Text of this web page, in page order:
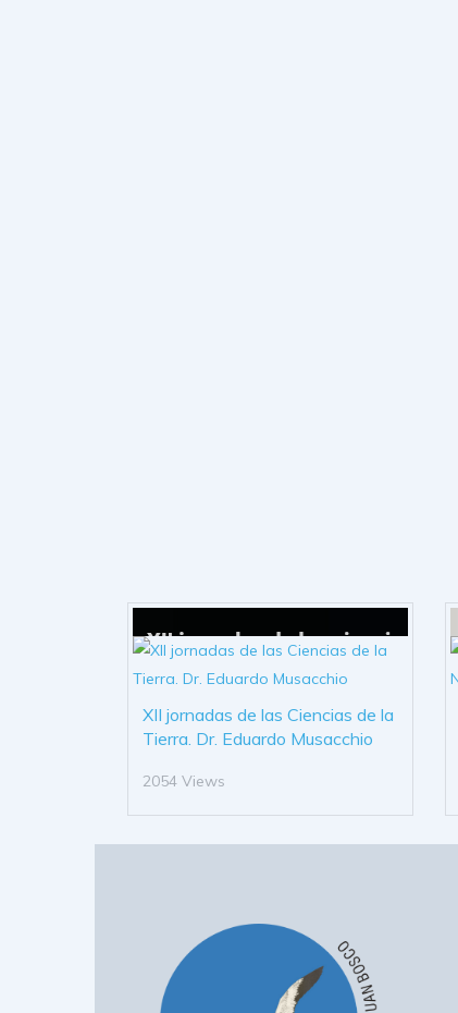
XII jornadas de las Ciencias de la
Tierra. Dr. Eduardo Musacchio
2054 Views